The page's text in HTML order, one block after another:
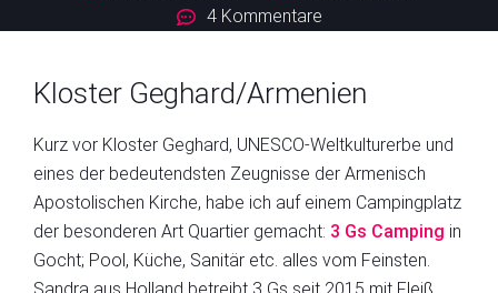
4 Kommentare
Kloster Geghard/Armenien
Kurz vor Kloster Geghard, UNESCO-Weltkulturerbe und
eines der bedeutendsten Zeugnisse der Armenisch
Apostolischen Kirche, habe ich auf einem Campingplatz
der besonderen Art Quartier gemacht: 3 Gs Camping in
Gocht; Pool, Küche, Sanitär etc. alles vom Feinsten.